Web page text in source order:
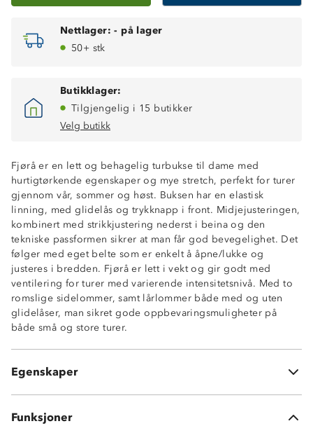
Nettlager: - på lager
50+ stk
Butikklager:
Tilgjengelig i 15 butikker
Velg butikk
Fjørå er en lett og behagelig turbukse til dame med
hurtigtørkende egenskaper og mye stretch, perfekt for turer
gjennom vår, sommer og høst. Buksen har en elastisk
linning, med glidelås og trykknapp i front. Midjejusteringen,
kombinert med strikkjustering nederst i beina og den
tekniske passformen sikrer at man får god bevegelighet. Det
følger med eget belte som er enkelt å åpne/lukke og
justeres i bredden. Fjørå er lett i vekt og gir godt med
ventilering for turer med varierende intensitetsnivå. Med to
romslige sidelommer, samt lårlommer både med og uten
glidelåser, man sikret gode oppbevaringsmuligheter på
både små og store turer.
Egenskaper
Hurtigtørkende
4-veisstretch
Lettvekt
Ventilerende
Teknisk passform
Knagghempe
2 sidelommer med glidelås
1 lårlomme med glidelås
1 stikklomme med flapp på låret
Elastisk linning
Enkel trykknapp med borrelås
Belte medfølger
Funksjoner